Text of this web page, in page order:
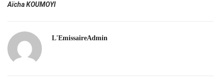
Aïcha KOUMOYI
L'EmissaireAdmin